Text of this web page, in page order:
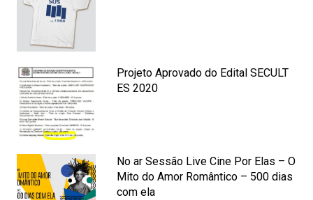
Projeto Aprovado do Edital SECULT
ES 2020
No ar Sessão Live Cine Por Elas – O
Mito do Amor Romântico – 500 dias
com ela